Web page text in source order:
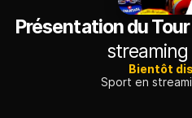
Présentation du
Bientôt
Sport en